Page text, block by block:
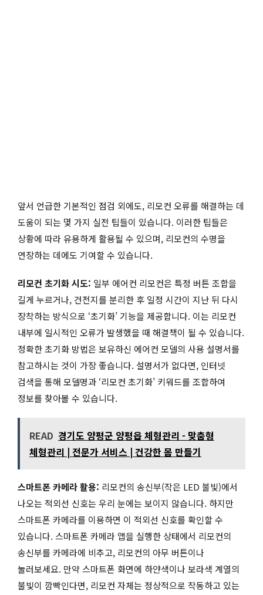
앞서 언급한 기본적인 점검 외에도, 리모컨 오류를 해결하는 데
도움이 되는 몇 가지 실전 팁들이 있습니다. 이러한 팁들은
상황에 따라 유용하게 활용될 수 있으며, 리모컨의 수명을
연장하는 데에도 기여할 수 있습니다.
리모컨 초기화 시도: 일부 에어컨 리모컨은 특정 버튼 조합을
길게 누르거나, 건전지를 분리한 후 일정 시간이 지난 뒤 다시
장착하는 방식으로 ‘초기화’ 기능을 제공합니다. 이는 리모컨
내부에 일시적인 오류가 발생했을 때 해결책이 될 수 있습니다.
정확한 초기화 방법은 보유하신 에어컨 모델의 사용 설명서를
참고하시는 것이 가장 좋습니다. 설명서가 없다면, 인터넷
검색을 통해 모델명과 ‘리모컨 초기화’ 키워드를 조합하여
정보를 찾아볼 수 있습니다.
READ 경기도 양평군 양평읍 체형관리 - 맞춤형
체형관리 | 전문가 서비스 | 건강한 몸 만들기
스마트폰 카메라 활용: 리모컨의 송신부(작은 LED 불빛)에서
나오는 적외선 신호는 우리 눈에는 보이지 않습니다. 하지만
스마트폰 카메라를 이용하면 이 적외선 신호를 확인할 수
있습니다. 스마트폰 카메라 앱을 실행한 상태에서 리모컨의
송신부를 카메라에 비추고, 리모컨의 아무 버튼이나
눌러보세요. 만약 스마트폰 화면에 하얀색이나 보라색 계열의
불빛이 깜빡인다면, 리모컨 자체는 정상적으로 작동하고 있는